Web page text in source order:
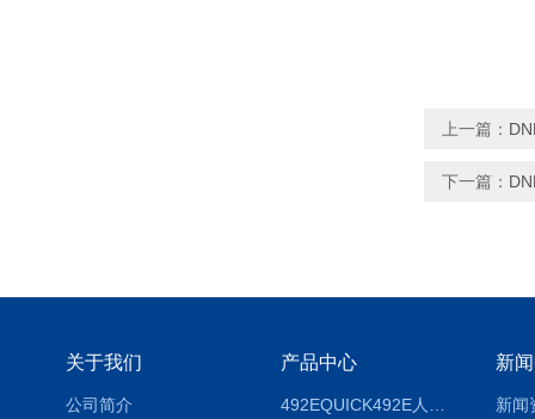
上一篇：
下一篇：
关于我们
公司简介
产品中心 新
新闻